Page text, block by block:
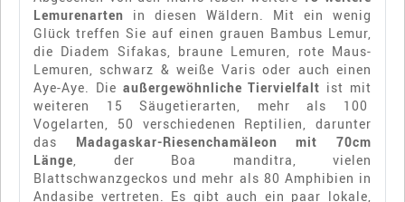
Lemurenarten in diesen Wäldern. Mit ein wenig
Glück treffen Sie auf einen grauen Bambus Lemur,
die Diadem Sifakas, braune Lemuren, rote Maus-
Lemuren, schwarz & weiße Varis oder auch einen
Aye-Aye. Die außergewöhnliche Tiervielfalt ist mit
weiteren 15 Säugetierarten, mehr als 100
Vogelarten, 50 verschiedenen Reptilien, darunter
das Madagaskar-Riesenchamäleon mit 70cm
Länge , der Boa manditra, vielen
Blattschwanzgeckos und mehr als 80 Amphibien in
Andasibe vertreten. Es gibt auch ein paar lokale,